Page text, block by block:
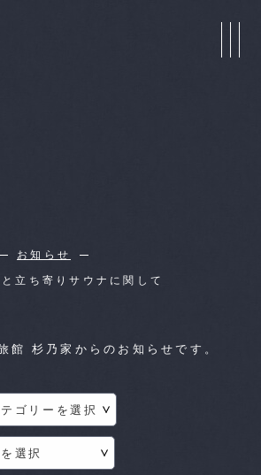
お知らせ
立ち寄りサウナに関して
館 杉乃家からのお知らせです。